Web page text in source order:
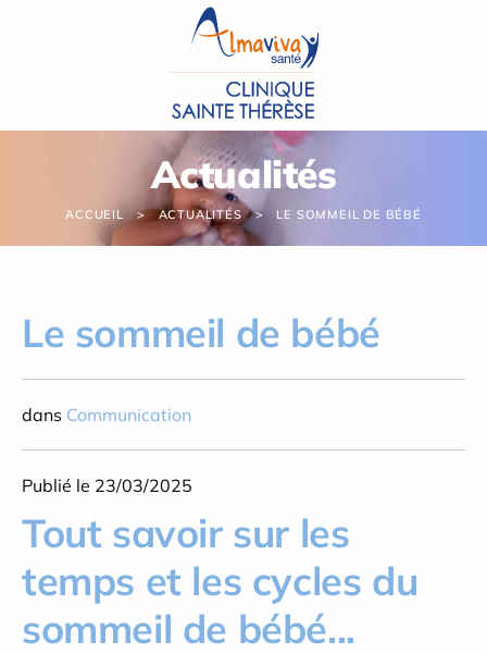
Actualités
ACCUEIL ACTUALITÉS LE SOMMEIL DE BÉBÉ
Le sommeil de bébé
dans Communication
Publié le 23/03/2025
Tout savoir sur les
temps et les cycles du
sommeil de bébé...
Panneau de gestion des cookies